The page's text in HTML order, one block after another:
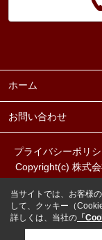
ホーム
お問い合わせ
プライバシーポリ
Copyright(c) 株式
当サイトでは、お客様
して、クッキー（
詳しくは、当社の 「